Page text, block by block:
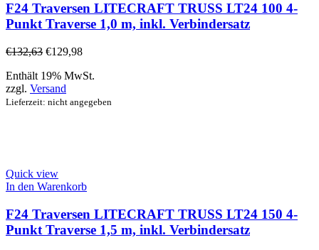
F24 Traversen LITECRAFT TRUSS LT24 100 4-
Punkt Traverse 1,0 m, inkl. Verbindersatz
€132,63 €129,98
Enthält 19% MwSt.
zzgl. Versand
Lieferzeit: nicht angegeben
Quick view
In den Warenkorb
F24 Traversen LITECRAFT TRUSS LT24 150 4-
Punkt Traverse 1,5 m, inkl. Verbindersatz